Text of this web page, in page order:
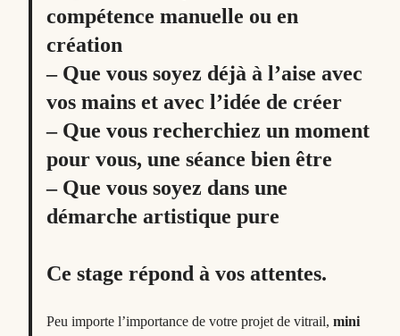
compétence manuelle ou en
création
– Que vous soyez déjà à l’aise avec
vos mains et avec l’idée de créer
– Que vous recherchiez un moment
pour vous, une séance bien être
– Que vous soyez dans une
démarche artistique pure
Ce stage répond à vos attentes.
Peu importe l’importance de votre projet de vitrail, mini